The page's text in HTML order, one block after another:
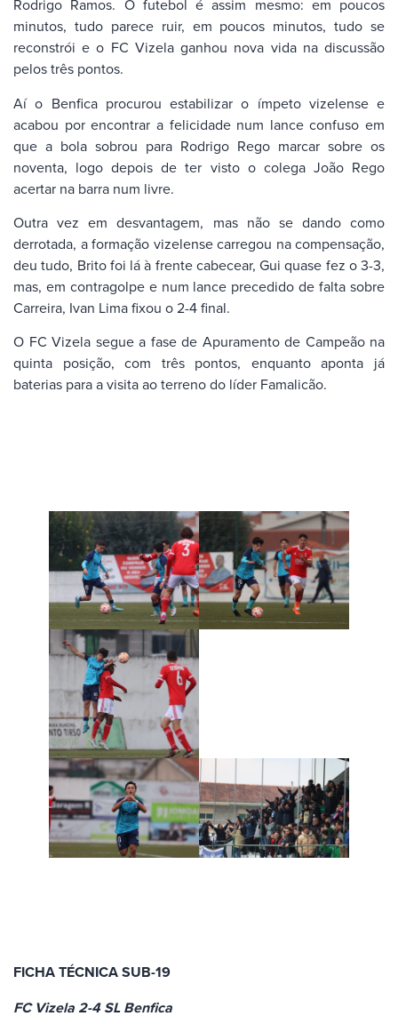
Rodrigo Ramos. O futebol é assim mesmo: em poucos
minutos, tudo parece ruir, em poucos minutos, tudo se
reconstrói e o FC Vizela ganhou nova vida na discussão
pelos três pontos.
Aí o Benfica procurou estabilizar o ímpeto vizelense e
acabou por encontrar a felicidade num lance confuso em
que a bola sobrou para Rodrigo Rego marcar sobre os
noventa, logo depois de ter visto o colega João Rego
acertar na barra num livre.
Outra vez em desvantagem, mas não se dando como
derrotada, a formação vizelense carregou na compensação,
deu tudo, Brito foi lá à frente cabecear, Gui quase fez o 3-3,
mas, em contragolpe e num lance precedido de falta sobre
Carreira, Ivan Lima fixou o 2-4 final.
O FC Vizela segue a fase de Apuramento de Campeão na
quinta posição, com três pontos, enquanto aponta já
baterias para a visita ao terreno do líder Famalicão.
FICHA TÉCNICA SUB-19
FC Vizela 2-4 SL Benfica